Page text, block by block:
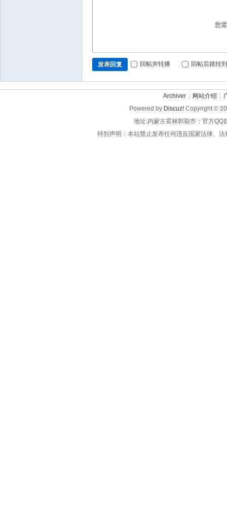
您
发表回复 回帖并转播 回帖后跳转
Archiver 网站介绍
Powered by Discuz! Copyright ©
地址:内蒙古霍林郭勒市；官方QQ
特别声明：本站禁止发布任何违反国家法律、